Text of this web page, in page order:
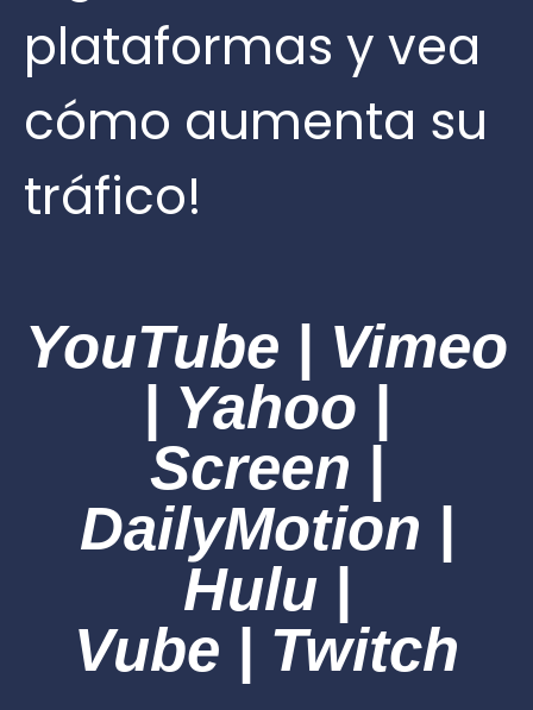
plataformas y vea
cómo aumenta su
tráfico!
YouTube | Vimeo
| Yahoo |
Screen |
DailyMotion |
Hulu |
Vube | Twitch